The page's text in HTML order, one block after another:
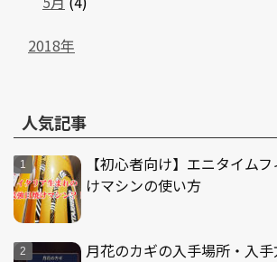
2018年
人気記事
【初心者向け】エニタイム
けマシンの使い方
月花のカギの入手場所・入